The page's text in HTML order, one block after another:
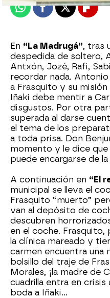
WhatsappFacebook
X
En “La Madrugá”, tras
despedida de soltero,
Antxón, Jozé, Rafi,
recordar nada.
a Frasquito y su
Iñaki debe mentir a
disgustos. Por otra
superada al darse
el tema de los
a toda prisa. Don
momento y le dice que
puede encargarse de
A continuación en “El
municipal se lleva el
Frasquito “muerto”
van al depósito de
descubren
en el coche.
la clínica mareado y
carmen encuentra una
bolsillo del traje de
Morales, ¡la madre de
cuadrilla entra en crisis
boda a Iñaki…